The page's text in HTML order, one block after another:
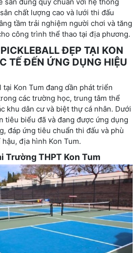
chất lượng cao và lưới thi đấu
tầm trải nghiệm người chơi và tăng
công trình thể thao tại địa phương.
ĐẸP TẠI KON
TẾ ĐẾN ỨNG DỤNG HIỆU
Kon Tum đang dần phát triển
các trường học, trung tâm thể
khu dân cư và biệt thự cá nhân. Dưới
tiêu biểu đã và đang được ứng dụng
đáp ứng tiêu chuẩn thi đấu và phù
địa hình Kon Tum.
Trường THPT Kon Tum